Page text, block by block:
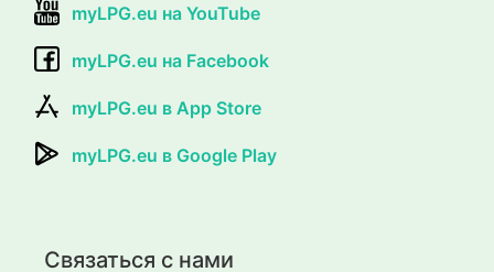
myLPG.eu на YouTube
myLPG.eu на Facebook
myLPG.eu в App Store
myLPG.eu в Google Play
Связаться с нами